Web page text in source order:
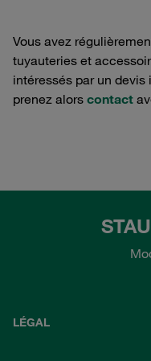
Vous avez
tuyauteries et
intéressés par un
prenez alors contact
LÉGAL